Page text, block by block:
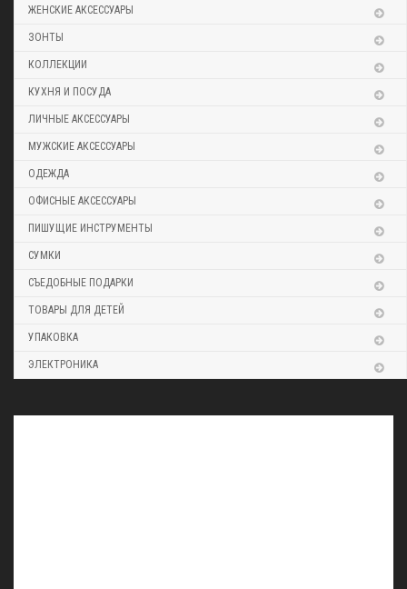
ЖЕНСКИЕ АКСЕССУАРЫ
ЗОНТЫ
КОЛЛЕКЦИИ
КУХНЯ И ПОСУДА
ЛИЧНЫЕ АКСЕССУАРЫ
МУЖСКИЕ АКСЕССУАРЫ
ОДЕЖДА
ОФИСНЫЕ АКСЕССУАРЫ
ПИШУЩИЕ ИНСТРУМЕНТЫ
СУМКИ
СЪЕДОБНЫЕ ПОДАРКИ
ТОВАРЫ ДЛЯ ДЕТЕЙ
УПАКОВКА
ЭЛЕКТРОНИКА